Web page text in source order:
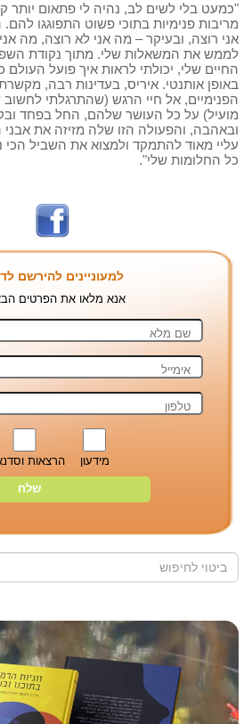
"כמעט בלי לשים לב, נהיה לי פתאום יותר
מריבות פנימיות בתוכי פשוט התפוגגו
אני רוצה, ובעיקר – מה אני לא רוצה, מה
לממש את המשאלות שלי. מתוך נקודת
החיים שלי, יכולתי לראות איך פועל
באופן אותנטי. איריס, בעדינות רבה,
הפנימיים, אל חיי הרגש (שהתרגלתי
מועיל) על כל העושר שלהם, החל בפחד
ובאהבה, והפעולה הזו שלה מזיזה את אבני
עליי מאוד להתמקד ולמצוא את השביל הכי
כל החלומות שלי".
למעוניינים להירשם
אנא מלאו את הפרטים
מידעון הרצאות